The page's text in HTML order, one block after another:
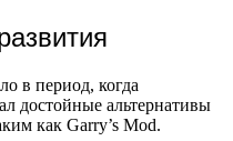
в период, когда
достойные альтернативы
как Garry’s Mod.